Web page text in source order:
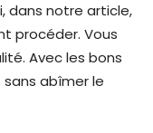
dans notre article,
procéder. Vous
Avec les bons
abîmer le